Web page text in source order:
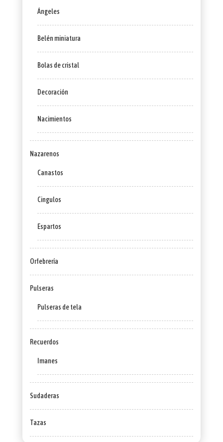
Ángeles
Belén miniatura
Bolas de cristal
Decoración
Nacimientos
Nazarenos
Canastos
Cingulos
Espartos
Orfebrería
Pulseras
Pulseras de tela
Recuerdos
Imanes
Sudaderas
Tazas